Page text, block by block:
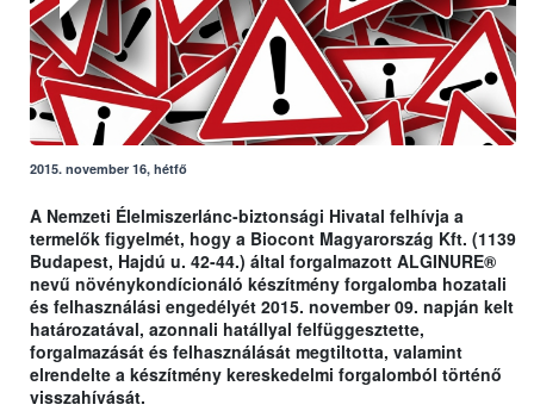
2015. november 16, hétfő
A Nemzeti Élelmiszerlánc-biztonsági Hivatal felhívja a
termelők figyelmét, hogy a Biocont Magyarország Kft. (1139
Budapest, Hajdú u. 42-44.) által forgalmazott ALGINURE®
nevű növénykondícionáló készítmény forgalomba hozatali
és felhasználási engedélyét 2015. november 09. napján kelt
határozatával, azonnali hatállyal felfüggesztette,
forgalmazását és felhasználását megtiltotta, valamint
elrendelte a készítmény kereskedelmi forgalomból történő
visszahívását.